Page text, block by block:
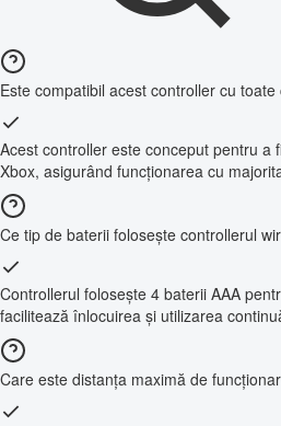
Este compatibil acest controller cu toate
Acest controller este conceput pentru a
Xbox, asigurând funcționarea cu
Ce tip de baterii folosește controllerul
Controllerul folosește 4 baterii AAA
facilitează înlocuirea și utilizarea
Care este distanța maximă de